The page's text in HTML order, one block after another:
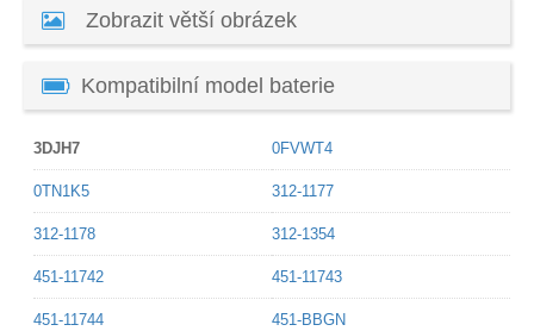
Zobrazit větší obrázek
Kompatibilní model baterie
3DJH7 0FVWT4
0TN1K5 312-1177
312-1178 312-1354
451-11742 451-11743
451-11744 451-BBGN